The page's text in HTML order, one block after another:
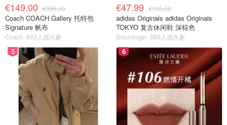
€149.00 €395.00
Coach COACH Gallery 托特包
Signature 帆布
Coach 693人感兴趣
€47.99 €100.00
adidas Originals adidas Originals
TOKYO 复古休闲鞋 深棕色
Breuninger 689人感兴趣
5 6